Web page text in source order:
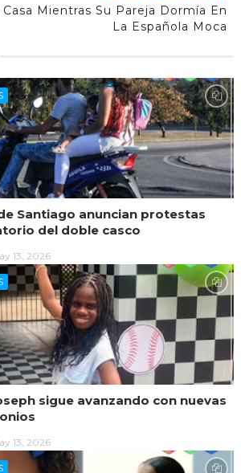
Mientras Su Pareja Dormía En
La Española Moca
Santiago anuncian protestas
del doble casco
13, 2026
sigue avanzando con nuevas
13, 2026